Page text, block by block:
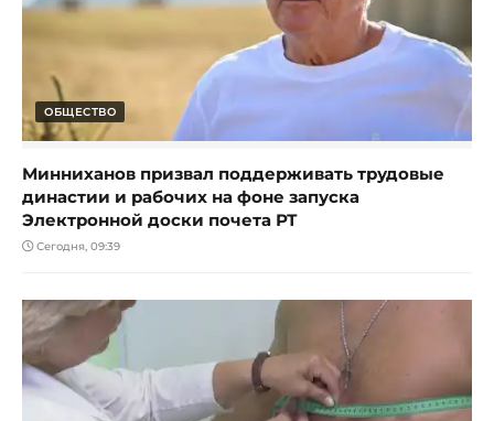
ОБЩЕСТВО
Минниханов призвал поддерживать трудовые
династии и рабочих на фоне запуска
Электронной доски почета РТ
Сегодня, 09:39